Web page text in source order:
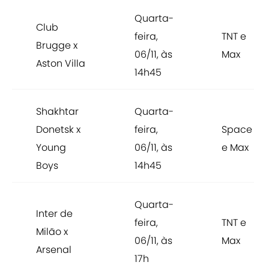
Club
Brugge x
Aston Villa
Quarta-
feira,
06/11, às
14h45
TNT e
Max
Shakhtar
Donetsk x
Young
Boys
Quarta-
feira,
06/11, às
14h45
Space
e Max
Inter de
Milão x
Arsenal
Quarta-
feira,
06/11, às
17h
TNT e
Max